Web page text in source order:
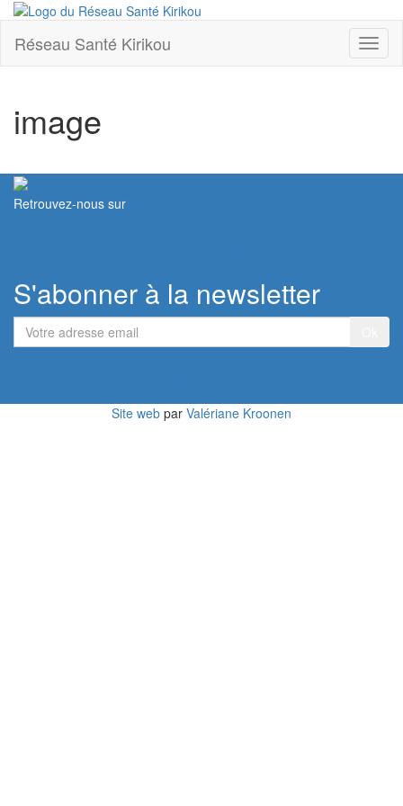
Réseau Santé Kirikou
image
Retrouvez-nous sur
S'abonner à la newsletter
Votre
adresse
Site web par Valériane Kroonen